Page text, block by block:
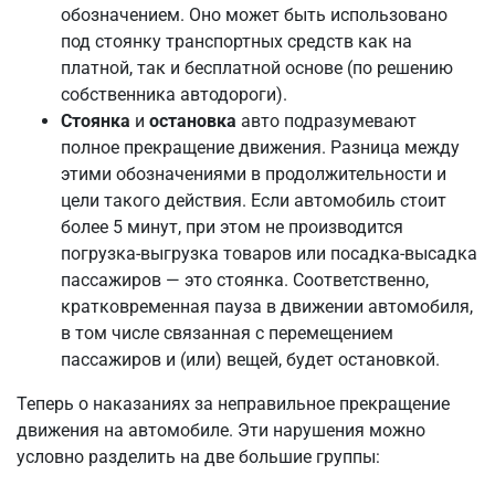
обозначением. Оно может быть использовано
под стоянку транспортных средств как на
платной, так и бесплатной основе (по решению
собственника автодороги).
Стоянка и остановка авто подразумевают
полное прекращение движения. Разница между
этими обозначениями в продолжительности и
цели такого действия. Если автомобиль стоит
более 5 минут, при этом не производится
погрузка-выгрузка товаров или посадка-высадка
пассажиров — это стоянка. Соответственно,
кратковременная пауза в движении автомобиля,
в том числе связанная с перемещением
пассажиров и (или) вещей, будет остановкой.
Теперь о наказаниях за неправильное прекращение
движения на автомобиле. Эти нарушения можно
условно разделить на две большие группы: